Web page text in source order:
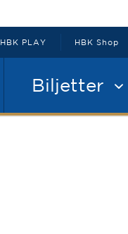
Biljetter
HBK PLAY HBK Shop